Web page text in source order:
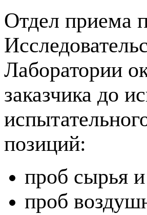
Отдел приема
Лаборатории
заказчика до
позиций:
проб сырья
проб